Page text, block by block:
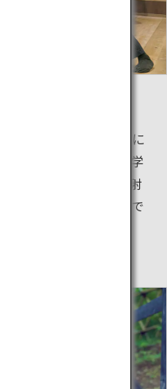
ラム。侍の礼儀作法に
侍の心構えを一から学
馬に乗って的に矢を射
りたい人におすすめで